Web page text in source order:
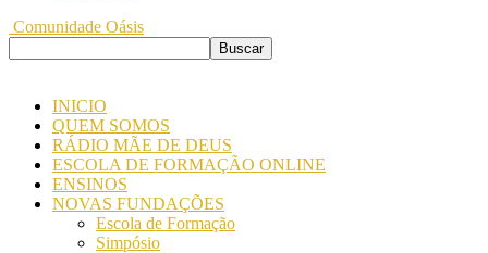
Comunidade Oásis
INICIO
QUEM SOMOS
RÁDIO MÃE DE DEUS
ESCOLA DE FORMAÇÃO ONLINE
ENSINOS
NOVAS FUNDAÇÕES
Escola de Formação
Simpósio